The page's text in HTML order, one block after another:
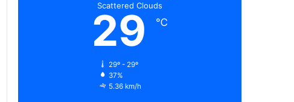
Scattered Clouds
29 ℃
29º - 29º
37%
5.36 km/h